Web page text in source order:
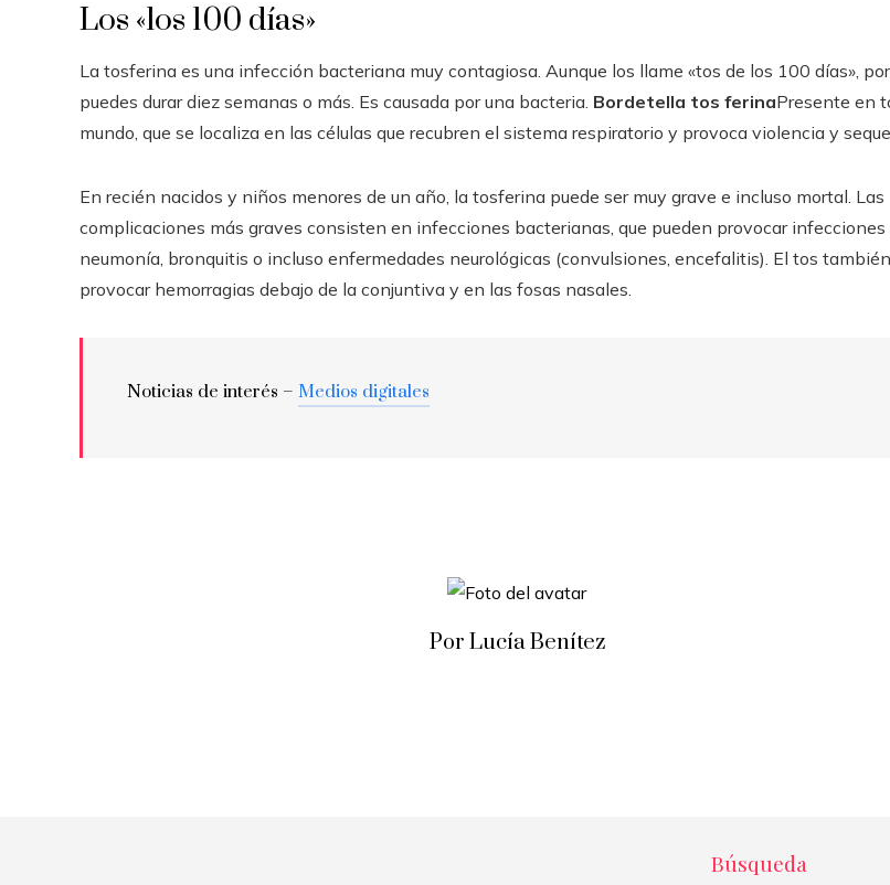
Los «los 100 días»
La tosferina es una infección bacteriana muy contagiosa. Aunque los llame «tos de los 100 días»,
puedes durar diez semanas o más. Es causada por una bacteria. Bordetella tos ferinaPresente en
mundo, que se localiza en las células que recubren el sistema respiratorio y provoca violencia y
En recién nacidos y niños menores de un año, la tosferina puede ser muy grave e incluso mortal. Las
complicaciones más graves consisten en infecciones bacterianas, que pueden provocar infecciones
neumonía, bronquitis o incluso enfermedades neurológicas (convulsiones, encefalitis). El tos
provocar hemorragias debajo de la conjuntiva y en las fosas nasales.
Noticias de interés – Medios digitales
Por Lucía Benítez
Búsqueda